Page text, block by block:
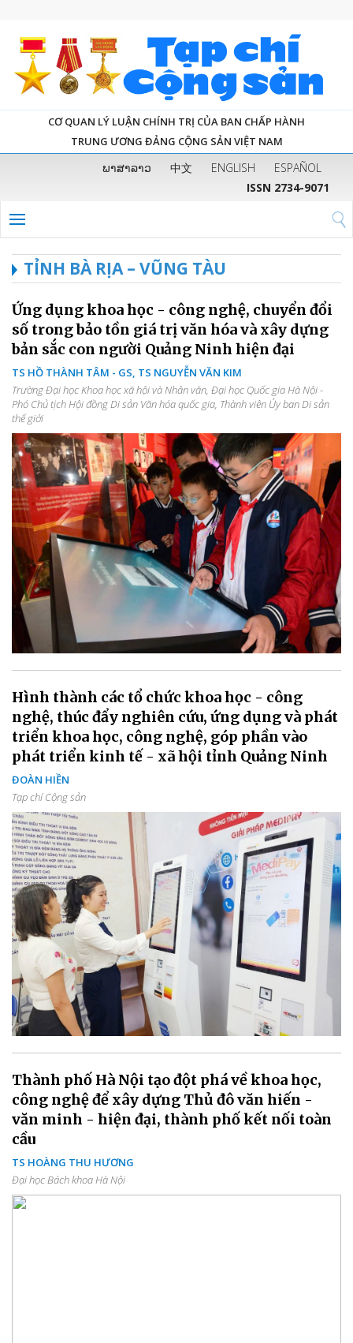
CƠ QUAN LÝ LUẬN CHÍNH TRỊ CỦA BAN CHẤP HÀNH
TRUNG ƯƠNG ĐẢNG CỘNG SẢN VIỆT NAM
ພາສາລາວ 中文 ENGLISH
ESPAÑOL
ISSN 2734-9071
TỈNH BÀ RỊA – VŨNG TÀU
Ứng dụng khoa học - công nghệ, chuyển đổi
số trong bảo tồn giá trị văn hóa và xây dựng
bản sắc con người Quảng Ninh hiện đại
TS HỒ THÀNH TÂM - GS, TS NGUYỄN VĂN KIM
Trường Đại học Khoa học xã hội và Nhân văn, Đại học Quốc gia Hà Nội -
Phó Chủ tịch Hội đồng Di sản Văn hóa quốc gia, Thành viên Ủy ban Di sản
thế giới
Hình thành các tổ chức khoa học - công
nghệ, thúc đẩy nghiên cứu, ứng dụng và phát
triển khoa học, công nghệ, góp phần vào
phát triển kinh tế - xã hội tỉnh Quảng Ninh
ĐOÀN HIỀN
Tạp chí Cộng sản
Thành phố Hà Nội tạo đột phá về khoa học,
công nghệ để xây dựng Thủ đô văn hiến -
văn minh - hiện đại, thành phố kết nối toàn
cầu
TS HOÀNG THU HƯƠNG
Đại học Bách khoa Hà Nội